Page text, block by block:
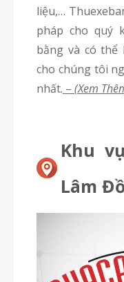
liệu,…
pháp cho quý
bằng và có thể
cho chúng tôi
nhất. – (Xem
Khu
Lâm